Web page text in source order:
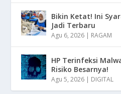
Bikin Ketat! Ini
Jadi Terbaru
Agu 6, 2026 | RAGAM
HP Terinfeksi
Risiko Besarnya!
Agu 5, 2026 | DIGITAL